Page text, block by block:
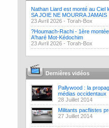
Nathan Liard est monté au Ciel
SA JOIE NE MOURRA JAMAIS
23 Avril 2026 - Torah-Box
?Houmach-Rachi - 1ère
A'haré Mot-Kédochim
23 Avril 2026 - Torah-Box
Dernières vidéos
Pallywood : la
médias occidentaux
28 Juillet 2014
Militants pacfiistes
27 Juillet 2014